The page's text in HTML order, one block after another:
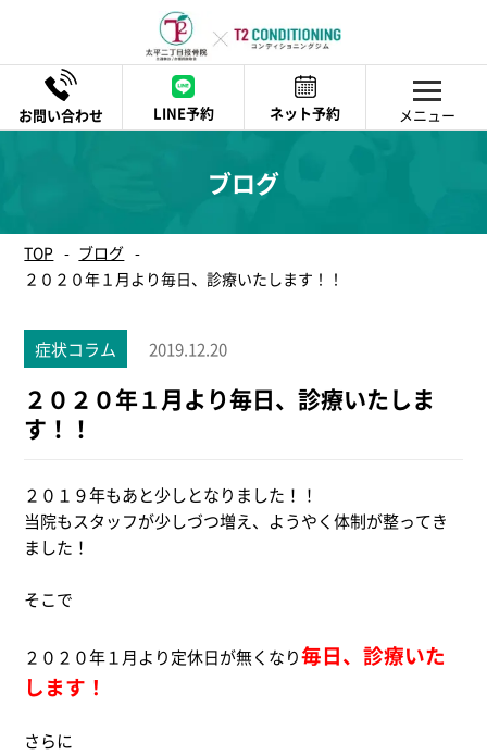
LINE予約 ネット予約
腰・背中に関する症状
腰椎椎間板ヘルニア
ぎっくり腰（急性腰痛）
首・肩に関する症状
肩の脱臼（肩関節脱臼）
肩こり（慢性肩こり・スマホ首）
頭に関する症状
肩こり（慢性肩こり・スマホ首）
膝・足に関する症状
足関節捻挫（足首の捻挫）
腰椎椎間板ヘルニア
手・腕に関する症状
ばね指【弾発指】
肩こり（慢性肩こり・スマホ首）
スポーツに関する症状
肩の脱臼（肩関節脱臼）
ばね指【弾発指】
足関節捻挫（足首の捻挫）
腰椎椎間板ヘルニア
不調に関する症状
肩の脱臼（肩関節脱臼）
ばね指【弾発指】
腰椎椎間板ヘルニア
ぎっくり腰（急性腰痛）
その他症状
ばね指【弾発指】
腰椎椎間板ヘルニア
メニュー
ブログ
TOP
ブログ
２０２０年１月より毎日、診療いたします！！
症状コラム 2019.12.20
２０２０年１月より毎日、診療いたしま
す！！
２０１９年もあと少しとなりました！！
当院もスタッフが少しづつ増え、ようやく体制が整ってき
ました！
そこで
２０２０年１月より定休日が無くなり毎日、診療いた
します！
さらに